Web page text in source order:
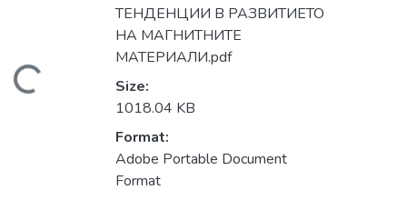
Loading...
ТЕНДЕНЦИИ В РАЗВИТИЕТО
НА МАГНИТНИТЕ
МАТЕРИАЛИ.pdf
Size:
1018.04 KB
Format:
Adobe Portable Document
Format